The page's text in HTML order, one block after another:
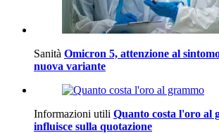
Sanità Omicron 5, attenzione al
nuova variante
Informazioni utili Quanto costa l'oro al
influisce sulla quotazione